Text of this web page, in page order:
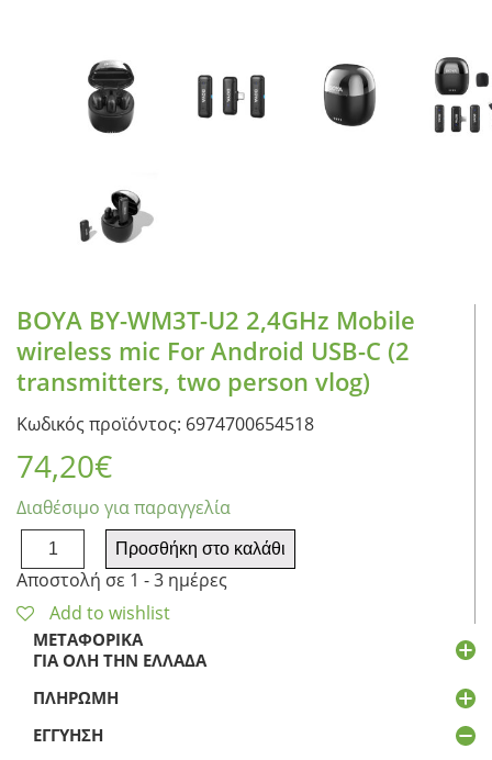
BOYA BY-WM3T-U2 2,4GHz Mobile
wireless mic For Android USB-C (2
transmitters, two person vlog)
Κωδικός προϊόντος: 6974700654518
74,20€
Διαθέσιμο για παραγγελία
BOYA
WM3T-
U2
2,4GHz
Mobile
wireless
mic
Android
Προσθήκη στο καλάθι
Αποστολή σε 1 - 3 ημέρες
Add to wishlist
ΜΕΤΑΦΟΡΙΚΆ
ΓΙΑ ΌΛΗ ΤΗΝ ΕΛΛΆΔΑ
ΠΛΗΡΩΜΉ
ΕΓΓΎΗΣΗ